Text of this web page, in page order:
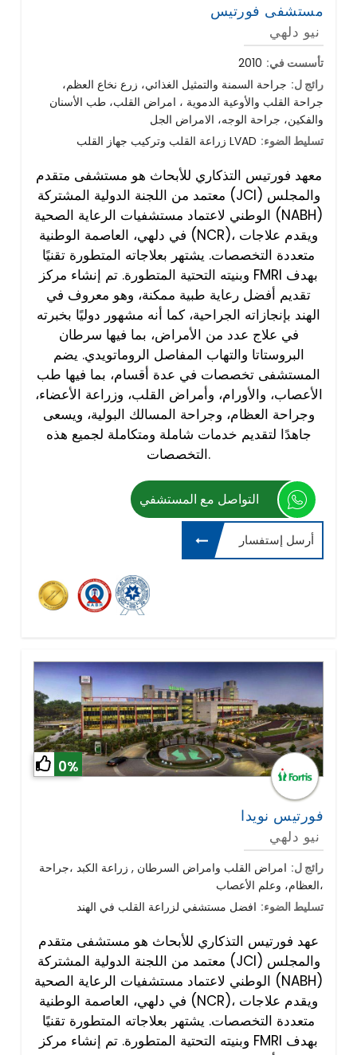
مستشفى فورتيس
نيو دلهي
تأسست في: 2010
رائج ل: جراحة السمنة والتمثيل الغذائي، زرع نخاع العظم،
جراحة القلب والأوعية الدموية ، امراض القلب، طب الأسنان
والفكين، جراحة الوجه، الامراض الجل
تسليط الضوء: زراعة القلب وتركيب جهاز القلب LVAD
معهد فورتيس التذكاري للأبحاث هو مستشفى متقدم
معتمد من اللجنة الدولية المشتركة (JCI) والمجلس
الوطني لاعتماد مستشفيات الرعاية الصحية (NABH)
في دلهي، العاصمة الوطنية (NCR)، ويقدم علاجات
متعددة التخصصات. يشتهر بعلاجاته المتطورة تقنيًا
وبنيته التحتية المتطورة. تم إنشاء مركز FMRI بهدف
تقديم أفضل رعاية طبية ممكنة، وهو معروف في
الهند بإنجازاته الجراحية، كما أنه مشهور دوليًا بخبرته
في علاج عدد من الأمراض، بما فيها سرطان
البروستاتا والتهاب المفاصل الروماتويدي. يضم
المستشفى تخصصات في عدة أقسام، بما فيها طب
الأعصاب، والأورام، وأمراض القلب، وزراعة الأعضاء،
وجراحة العظام، وجراحة المسالك البولية، ويسعى
جاهدًا لتقديم خدمات شاملة ومتكاملة لجميع هذه
التخصصات.
التواصل مع المستشفي
أرسل إستفسار
0%
فورتيس نويدا
نيو دلهي
رائج ل: امراض القلب وامراض السرطان , زراعة الكبد ،جراحة
العظام، وعلم الأعصاب،
تسليط الضوء: افضل مستشفي لزراعة القلب في الهند
عهد فورتيس التذكاري للأبحاث هو مستشفى متقدم
معتمد من اللجنة الدولية المشتركة (JCI) والمجلس
الوطني لاعتماد مستشفيات الرعاية الصحية (NABH)
في دلهي، العاصمة الوطنية (NCR)، ويقدم علاجات
متعددة التخصصات. يشتهر بعلاجاته المتطورة تقنيًا
وبنيته التحتية المتطورة. تم إنشاء مركز FMRI بهدف